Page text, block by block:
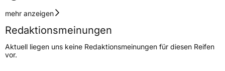
Geschwindigkeitsindex
Höchstgeschwindigkeit
190 km/h
Lastindex74
mehr anzeigen
Redaktionsmeinungen
Aktuell liegen uns keine Redaktionsmeinungen für diesen Reifen
vor.